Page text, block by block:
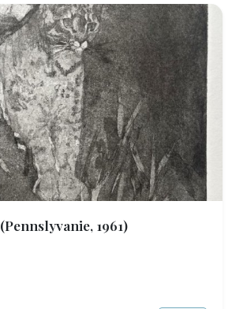
(Pennslyvanie, 1961)